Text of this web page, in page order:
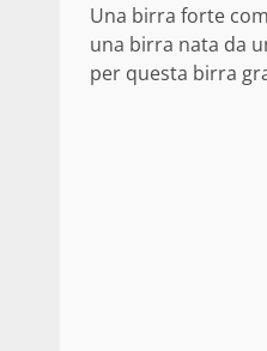
Una birra forte
una birra nata da
per questa birra